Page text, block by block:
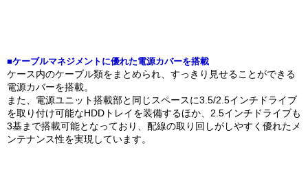
■ケーブルマネジメントに優れた電源カバーを搭載
ケース内のケーブル類をまとめられ、すっきり見せることができる
電源カバーを搭載。
また、電源ユニット搭載部と同じスペースに3.5/2.5インチドライブ
を取り付け可能なHDDトレイを装備するほか、2.5インチドライブも
3基まで搭載可能となっており、配線の取り回しがしやすく優れたメ
ンテナンス性を実現しています。